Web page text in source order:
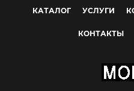
КАТАЛОГ УСЛУГИ
КОНТАКТЫ